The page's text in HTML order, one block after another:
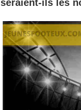
seraient-ils les